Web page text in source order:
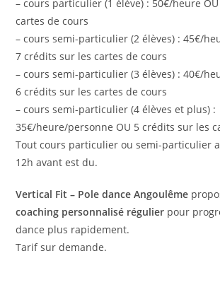
– cours particulier (1 élève) : 50€/heure
cartes de cours
– cours semi-particulier (2 élèves) : 45€/
7 crédits sur les cartes de cours
– cours semi-particulier (3 élèves) : 40€/
6 crédits sur les cartes de cours
– cours semi-particulier (4 élèves et plus) :
35€/heure/personne OU 5 crédits sur les
Tout cours particulier ou semi-particulier
12h avant est du.
Vertical Fit – Pole dance Angoulême
coaching personnalisé régulier pour
dance plus rapidement.
Tarif sur demande.